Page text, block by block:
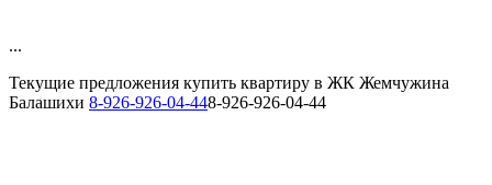
...
Текущие предложения купить квартиру в ЖК Жемчужина
Балашихи 8-926-926-04-448-926-926-04-44